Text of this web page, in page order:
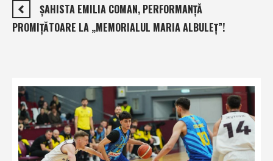
ŞAHISTA EMILIA COMAN, PERFORMANŢĂ
PROMIŢĂTOARE LA „MEMORIALUL MARIA ALBULEŢ”!